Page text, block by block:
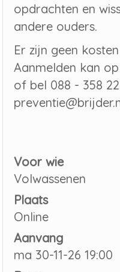
opdrachten en
andere ouders.
Er zijn geen
Aanmelden kan
of bel 088 - 358
Voor wie
Volwassenen
Plaats
Online
Aanvang
ma 30-11-26 19:00